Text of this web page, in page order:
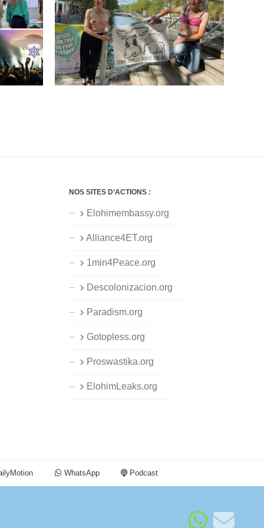
NOS SITES D’ACTIONS :
Elohimembassy.org
Alliance4ET.org
1min4Peace.org
Descolonizacion.org
Paradism.org
Gotopless.org
Proswastika.org
ElohimLeaks.org
WhatsApp Podcast